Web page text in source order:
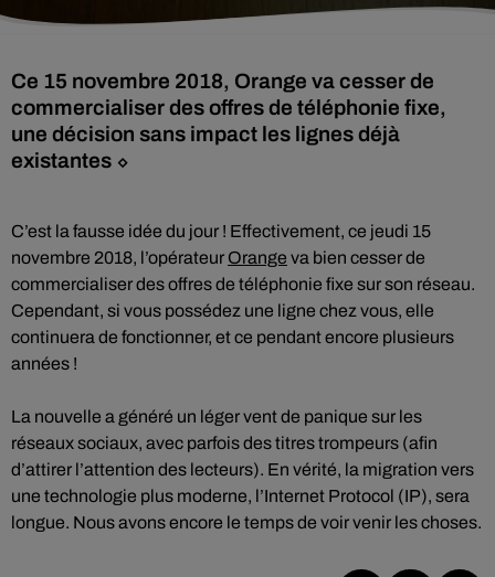
Ce 15 novembre 2018, Orange va cesser de
commercialiser des offres de téléphonie fixe,
une décision sans impact les lignes déjà
existantes ⬦
C’est la fausse idée du jour ! Effectivement, ce jeudi 15
novembre 2018, l’opérateur Orange va bien cesser de
commercialiser des offres de téléphonie fixe sur son réseau.
Cependant, si vous possédez une ligne chez vous, elle
continuera de fonctionner, et ce pendant encore plusieurs
années !
La nouvelle a généré un léger vent de panique sur les
réseaux sociaux, avec parfois des titres trompeurs (afin
d’attirer l’attention des lecteurs). En vérité, la migration vers
une technologie plus moderne, l’Internet Protocol (IP), sera
longue. Nous avons encore le temps de voir venir les choses.